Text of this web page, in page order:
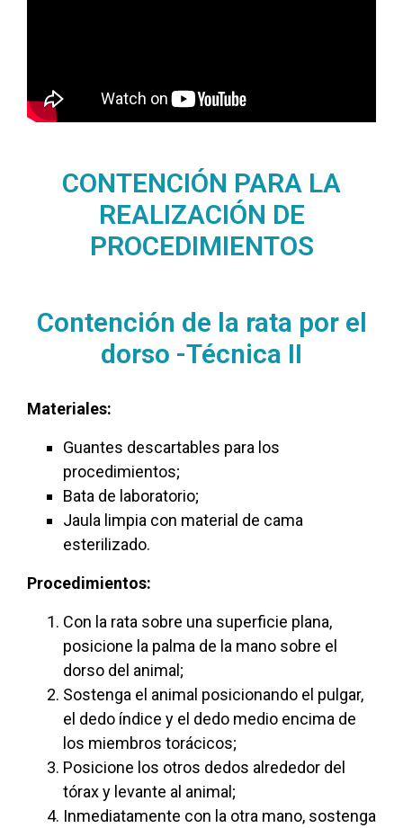
CONTENCIÓN PARA LA
REALIZACIÓN DE
PROCEDIMIENTOS
Contención de la rata por el
dorso -Técnica II
Materiales:
Guantes descartables para los
procedimientos;
Bata de laboratorio;
Jaula limpia con material de cama
esterilizado.
Procedimientos:
Con la rata sobre una superficie plana,
posicione la palma de la mano sobre el
dorso del animal;
Sostenga el animal posicionando el pulgar,
el dedo índice y el dedo medio encima de
los miembros torácicos;
Posicione los otros dedos alrededor del
tórax y levante al animal;
Inmediatamente con la otra mano, sostenga